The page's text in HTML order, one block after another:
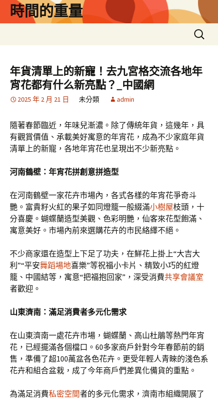
時間的重量
搜
尋
鍵
字:
年貨清單上的新寵！去九宮格交流各地年
宵花都有什么新亮點？_中國網
2025 年 2 月 21 日 未分類 admin
隨著春節臨近，年味兒漸濃。除了傳統年貨，這幾年，具
有觀賞價值、承載美好寓意的年宵花，成為不少家庭年貨
清單上的新寵，各地年宵花也呈現出不少新亮點。
河南鶴壁：年宵花拼創意拼造型
在河南鶴壁一家花卉市場內，各式各樣的年宵花爭奇斗
艷。富貴籽火紅的果子如同燈籠一般綴滿小樹屋枝頭，十
分喜慶。蝴蝶蘭造型美觀、色彩明艷，仙客來花型飽滿、
寓意美好。市場內前來選購花卉的市民絡繹不絕。
不少商家還在造型上下足了功夫，在鮮花上掛上“大吉大
利”“平安舞蹈場地喜樂”等祝福小卡片、精致小巧的紅燈
籠、中國結等，寓意“把福抱回家”，深受消費共享會議室
者歡迎。
山東濟南：滿足消費者多元化需求
在山東濟南一處花卉市場，蝴蝶蘭、高山杜鵑等熱門年宵
花，已經擺滿各個檔口。60多家商戶針對今年春節前的銷
售，準備了超100萬盆各色花卉。更受年輕人青睞的淺色系
花卉和組合盆栽，成了今年商戶們差異化備貨的重點。
為滿足消費私密空間者的多元化需求，濟南市組織開展了